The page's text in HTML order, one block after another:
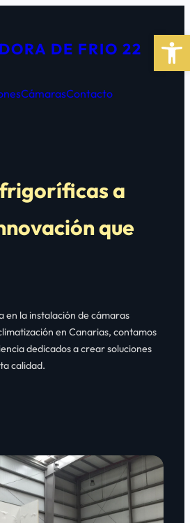
Abrir
DE FRIO 22
CámarasContacto
a
que
en la instalación de cámaras
en Canarias, contamos
dedicados a crear soluciones
calidad.